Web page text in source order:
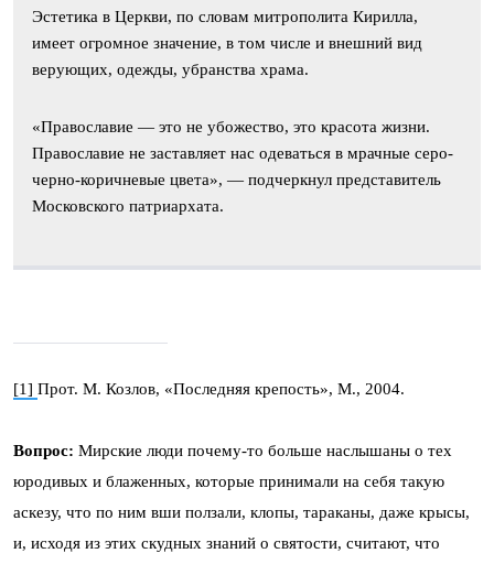
Эстетика в Церкви, по словам митрополита Кирилла,
имеет огромное значение, в том числе и внешний вид
верующих, одежды, убранства храма.
«Православие — это не убожество, это красота жизни.
Православие не заставляет нас одеваться в мрачные серо-
черно-коричневые цвета», — подчеркнул представитель
Московского патриархата.
[1] Прот. М. Козлов, «Последняя крепость», М., 2004.
Вопрос: Мирские люди почему-то больше наслышаны о тех
юродивых и блаженных, которые принимали на себя такую
аскезу, что по ним вши ползали, клопы, тараканы, даже крысы,
и, исходя из этих скудных знаний о святости, считают, что